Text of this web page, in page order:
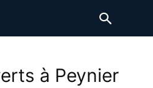
à Peynier